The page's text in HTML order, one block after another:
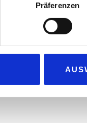
Präferenzen
jede
Summer“ ist